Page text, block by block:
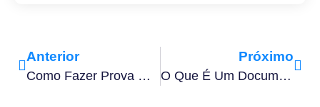
Anterior
Como Fazer Prova De Vida Por Biometria Facial Em 7 Etapas?
Próximo
O Que É Um Documento Criptografado E Por Que É Importante Tê-Lo Na Sua Empresa?